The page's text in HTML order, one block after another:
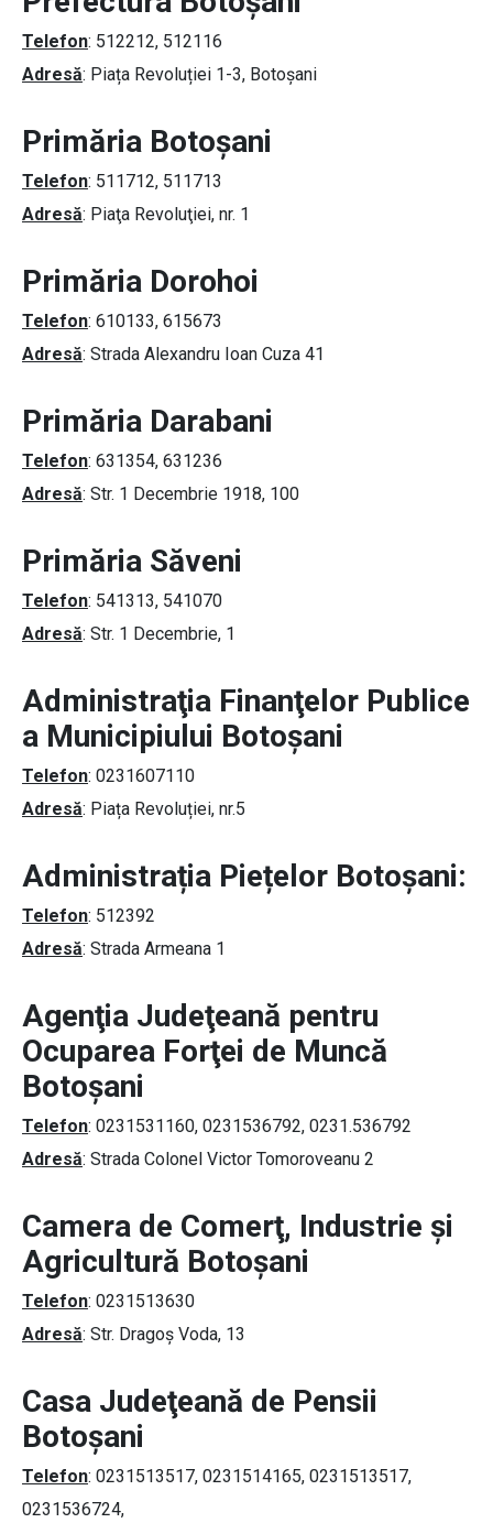
Telefon: 512212, 512116
Adresă: Piața Revoluției 1-3, Botoșani
Primăria Botoșani
Telefon: 511712, 511713
Adresă: Piaţa Revoluţiei, nr. 1
Primăria Dorohoi
Telefon: 610133, 615673
Adresă: Strada Alexandru Ioan Cuza 41
Primăria Darabani
Telefon: 631354, 631236
Adresă: Str. 1 Decembrie 1918, 100
Primăria Săveni
Telefon: 541313, 541070
Adresă: Str. 1 Decembrie, 1
Administraţia Finanţelor Publice
a Municipiului Botoşani
Telefon: 0231607110
Adresă: Piața Revoluției, nr.5
Administrația Piețelor Botoșani:
Telefon: 512392
Adresă: Strada Armeana 1
Agenţia Judeţeană pentru
Ocuparea Forţei de Muncă
Botoşani
Telefon: 0231531160, 0231536792, 0231.536792
Adresă: Strada Colonel Victor Tomoroveanu 2
Camera de Comerţ, Industrie şi
Agricultură Botoşani
Telefon: 0231513630
Adresă: Str. Dragoș Voda, 13
Casa Judeţeană de Pensii
Botoşani
Telefon: 0231513517, 0231514165, 0231513517,
0231536724,